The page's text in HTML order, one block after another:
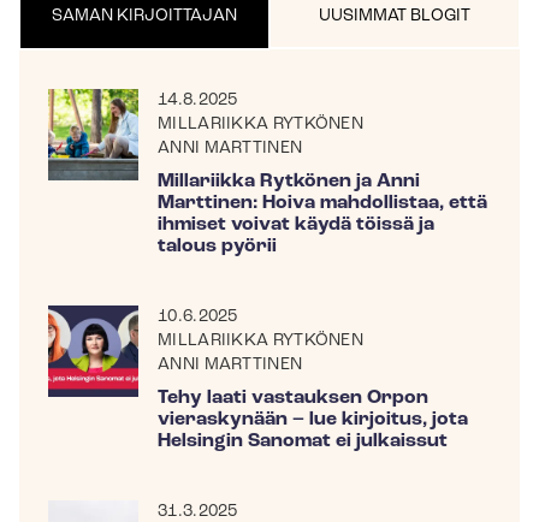
SAMAN KIRJOITTAJAN UUSIMMAT BLOGIT
14.8.2025
MILLARIIKKA RYTKÖNEN
ANNI MARTTINEN
Millariikka Rytkönen ja Anni
Marttinen: Hoiva mahdollistaa, että
ihmiset voivat käydä töissä ja
talous pyörii
10.6.2025
MILLARIIKKA RYTKÖNEN
ANNI MARTTINEN
Tehy laati vastauksen Orpon
vieraskynään – lue kirjoitus, jota
Helsingin Sanomat ei julkaissut
31.3.2025